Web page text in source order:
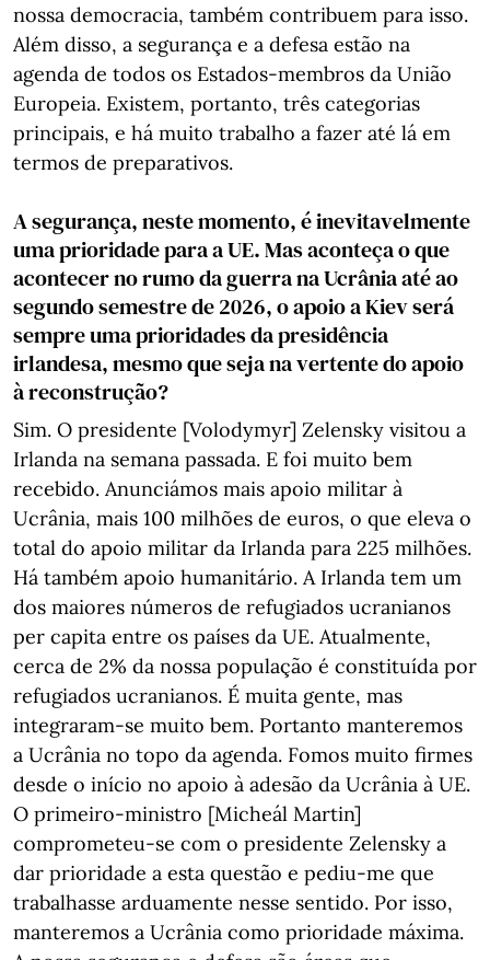
nossa democracia, também contribuem para isso.
Além disso, a segurança e a defesa estão na
agenda de todos os Estados-membros da União
Europeia. Existem, portanto, três categorias
principais, e há muito trabalho a fazer até lá em
termos de preparativos.
A segurança, neste momento, é inevitavelmente
uma prioridade para a UE. Mas aconteça o que
acontecer no rumo da guerra na Ucrânia até ao
segundo semestre de 2026, o apoio a Kiev será
sempre uma prioridades da presidência
irlandesa, mesmo que seja na vertente do apoio
à reconstrução?
Sim. O presidente [Volodymyr] Zelensky visitou a
Irlanda na semana passada. E foi muito bem
recebido. Anunciámos mais apoio militar à
Ucrânia, mais 100 milhões de euros, o que eleva o
total do apoio militar da Irlanda para 225 milhões.
Há também apoio humanitário. A Irlanda tem um
dos maiores números de refugiados ucranianos
per capita entre os países da UE. Atualmente,
cerca de 2% da nossa população é constituída por
refugiados ucranianos. É muita gente, mas
integraram-se muito bem. Portanto manteremos
a Ucrânia no topo da agenda. Fomos muito firmes
desde o início no apoio à adesão da Ucrânia à UE.
O primeiro-ministro [Micheál Martin]
comprometeu-se com o presidente Zelensky a
dar prioridade a esta questão e pediu-me que
trabalhasse arduamente nesse sentido. Por isso,
manteremos a Ucrânia como prioridade máxima.